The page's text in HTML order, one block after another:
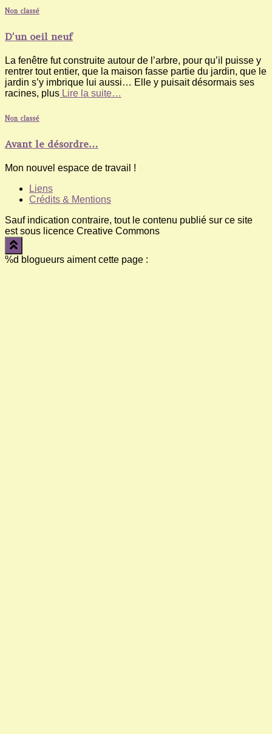
Non classé
D’un oeil neuf
La fenêtre fut construite autour de l’arbre, pour qu’il puisse y
rentrer tout entier, que la maison fasse partie du jardin, que le
jardin s’y imbrique lui aussi… Elle y puisait désormais ses
racines, plus Lire la suite…
Non classé
Avant le désordre…
Mon nouvel espace de travail !
Liens
Crédits & Mentions
Sauf indication contraire, tout le contenu publié sur ce site
est sous licence Creative Commons
%d blogueurs aiment cette page :